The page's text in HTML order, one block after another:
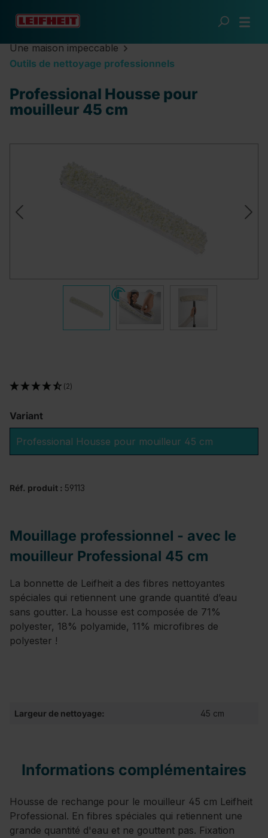
Passer au contenu principal
Une maison impeccable
Outils de nettoyage professionnels
Professional Housse pour
mouilleur 45 cm
(2)
Variant
Professional Housse pour mouilleur 45 cm
Réf. produit : 59113
Mouillage professionnel - avec le
mouilleur Professional 45 cm
La bonnette de Leifheit a des fibres nettoyantes
spéciales qui retiennent une grande quantité d’eau
sans goutter. La housse est composée de 71%
polyester, 18% polyamide, 11% microfibres de
polyester !
Largeur de nettoyage: 45 cm
Informations complémentaires
Housse de rechange pour le mouilleur 45 cm Leifheit
Professional. En fibres spéciales qui retiennent une
grande quantité d'eau et ne gouttent pas. Fixation